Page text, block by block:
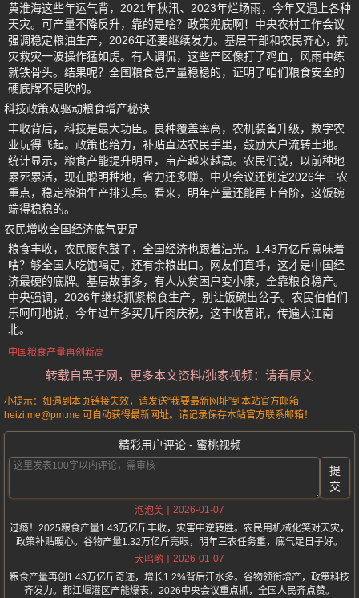
黄淮海这些年运气背，2021年秋汛、2023年烂场雨，今年又遇上各种
天灾。可产量不降反升，靠的是啥？政策兜底啊！中央农村工作会议
强调稳定粮油生产，2026年还要继续发力。基层干部和农民齐心，抗
灾救灾一波操作猛如虎。有人调侃，这些产区像打了鸡血，风雨中练
就铁骨头。结果呢？全国粮食总产量稳稳的，证明了咱们粮食安全的
硬底牌不是吹的。
科技政策双驱动粮食增产秘诀
丰收背后，科技是最大功臣。良种覆盖率高，农机装备升级，数字农
业玩得飞起。政策也给力，补贴直达农民手里，鼓励大户流转土地。
统计显示，粮食产能提升明显，亩产越来越高。农民们说，以前种地
累死累活，现在聪明种地，省力还多赚。中央会议还划定2026年三农
重点，稳定粮油生产排头兵。看来，明年产量还能再上台阶，这饭碗
端得稳稳的。
农民增收全国经济底气更足
粮食丰收，农民腰包鼓了，全国经济也跟着沾光。1.43万亿斤意味着
啥？够全国人吃饱喝足，还有余粮出口。网友们直呼，这才是中国经
济最硬的底牌。基层故事多，有人从贫困户变小康，全靠粮食稳产。
中央强调，2026年继续抓紧粮食生产，别让饭碗出岔子。农民伯伯们
乐呵呵地说，今年过年多买几斤肉庆祝，这丰收喜讯，传遍大江南
北。
中国粮食产量再创新高
转载自黑子网，更多本文资料/独家视频：请看原文
小提示：如遇到本页链接失效，请发送“我要最新网址”到本站官方邮箱
heizi.me@pm.me 可自动获得最新网址。请记录保存本站官方联系邮箱！
精彩用户评论 - 蜜桃视频
提
交
泡泡芙
2026-01-07
过瘾！2025粮食产量1.43万亿斤丰收，灾害中逆转胜。农民用机械化笑对天灾，
政策补贴暖心。谷物产量1.32万亿斤亮眼，明年三农任务重，底气足日子好。
大呜哟
2026-01-07
粮食产量再创1.43万亿斤奇迹，增长1.2%背后汗水多。谷物领衔增产，政策科技
齐发力。都江堰灌区产能爆表，2026中央会议重点抓，全国人民齐点赞。